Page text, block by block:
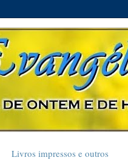
Livros impressos e outros